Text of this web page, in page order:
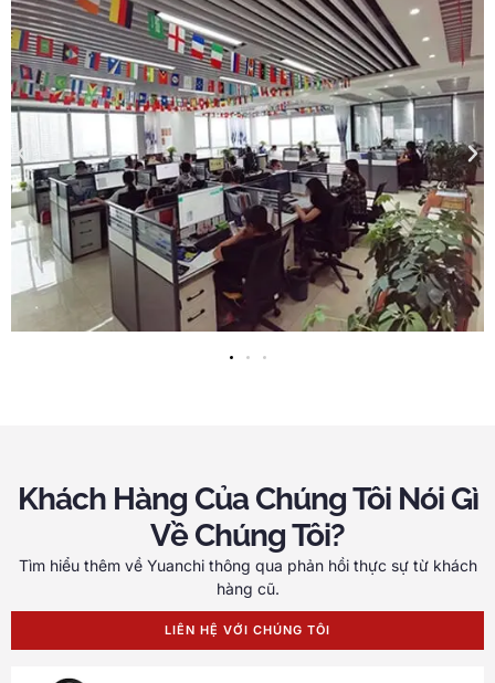
Khách Hàng Của Chúng Tôi Nói Gì
Về Chúng Tôi?
Tìm hiểu thêm về Yuanchi thông qua phản hồi thực sự từ khách
hàng cũ.
LIÊN HỆ VỚI CHÚNG TÔI